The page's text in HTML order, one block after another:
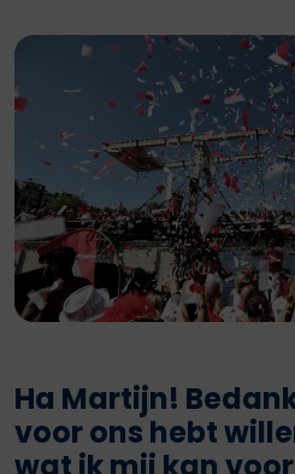
Ha Martijn!
voor ons hebt